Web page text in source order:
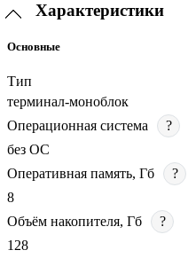
Характеристики
Основные
Тип
терминал-моноблок
Операционная система
?
без ОС
Оперативная память, Гб
?
8
Объём накопителя, Гб
?
128